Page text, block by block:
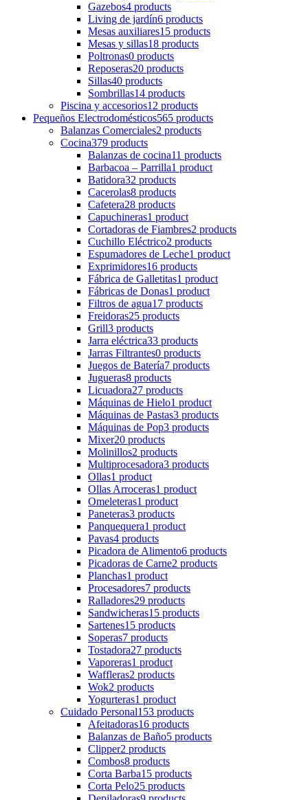
Gazebos4 products
Living de jardín6 products
Mesas auxiliares15 products
Mesas y sillas18 products
Poltronas0 products
Reposeras20 products
Sillas40 products
Sombrillas14 products
Piscina y accesorios12 products
Pequeños Electrodomésticos565 products
Balanzas Comerciales2 products
Cocina379 products
Balanzas de cocina11 products
Barbacoa – Parrilla1 product
Batidora32 products
Cacerolas8 products
Cafetera28 products
Capuchineras1 product
Cortadoras de Fiambres2 products
Cuchillo Eléctrico2 products
Espumadores de Leche1 product
Exprimidores16 products
Fábrica de Galletitas1 product
Fábricas de Donas1 product
Filtros de agua17 products
Freidoras25 products
Grill3 products
Jarra eléctrica33 products
Jarras Filtrantes0 products
Juegos de Batería7 products
Jugueras8 products
Licuadora27 products
Máquinas de Hielo1 product
Máquinas de Pastas3 products
Máquinas de Pop3 products
Mixer20 products
Molinillos2 products
Multiprocesadora3 products
Ollas1 product
Ollas Arroceras1 product
Omeleteras1 product
Paneteras3 products
Panquequera1 product
Pavas4 products
Picadora de Alimento6 products
Picadoras de Carne2 products
Planchas1 product
Procesadores7 products
Ralladores29 products
Sandwicheras15 products
Sartenes15 products
Soperas7 products
Tostadora27 products
Vaporeras1 product
Waffleras2 products
Wok2 products
Yogurteras1 product
Cuidado Personal153 products
Afeitadoras16 products
Balanzas de Baño5 products
Clipper2 products
Combos8 products
Corta Barba15 products
Corta Pelo25 products